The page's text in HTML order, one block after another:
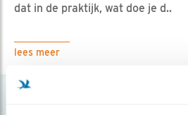
dat in de praktijk, wat doe je d..
lees meer